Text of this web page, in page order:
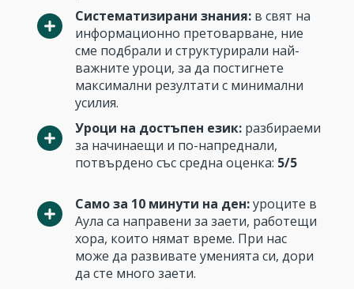
Систематизирани знания: в свят на
информационно претоварване, ние
сме подбрали и структурирали най-
важните уроци, за да постигнете
максимални резултати с минимални
усилия.
Уроци на достъпен език: разбираеми
за начинаещи и по-напреднали,
потвърдено със средна оценка: 5/5
Само за 10 минути на ден:уроците в
Аула са направени за заети, работещи
хора, които нямат време. При нас
може да развивате уменията си, дори
да сте много заети.